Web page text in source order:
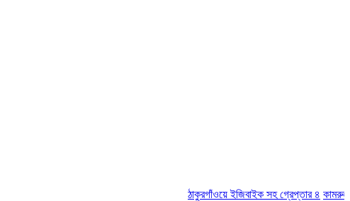
ঠাকুরগাঁওয়ে ইজিবাইক সহ গ্রেপ্তার ৪ কামরুল-জসিম